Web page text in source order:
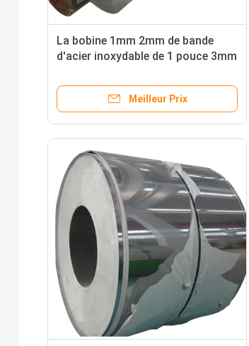
La bobine 1mm 2mm de bande
d'acier inoxydable de 1 pouce 3mm
couvrent la bande
Meilleur Prix